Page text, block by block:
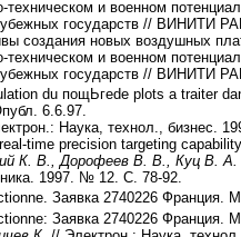
и военном
государств // ВИНИТИ
создания новых воздушных
и военном
государств // ВИНИТИ
du пощЬгеde plots a traiter
6.6.97.
Наука, технол., бизнес.
time precision targeting
К. В., Дорофеев В. В., Куц В. А.
1997. № 12. С. 78-92.
Заявка 2740226 Франция.
Заявка 2740226 Франция.